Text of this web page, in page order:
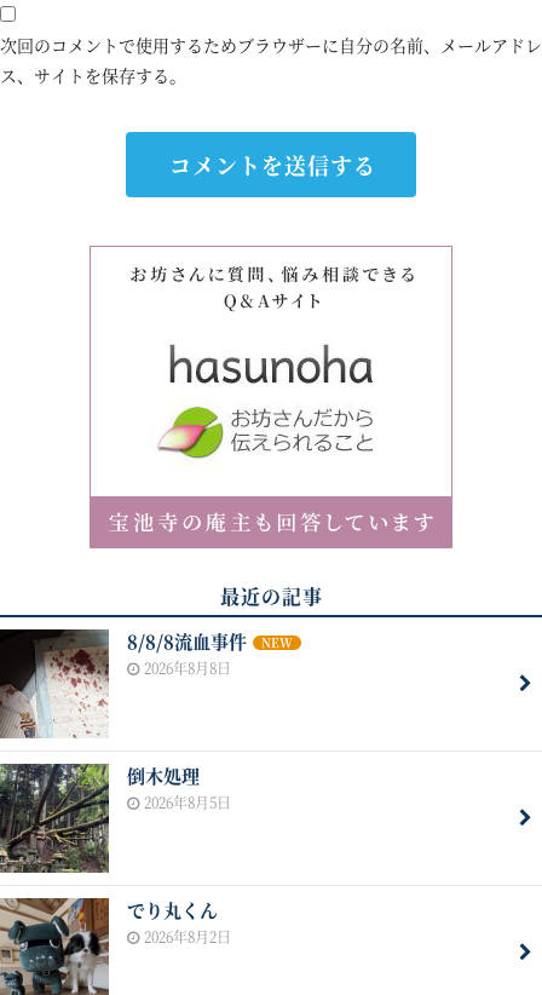
次回のコメントで使用するためブラウザーに自分の名前、メールアドレ
ス、サイトを保存する。
最近の記事
8/8/8流血事件 NEW
2026年8月8日
倒木処理
2026年8月5日
でり丸くん
2026年8月2日